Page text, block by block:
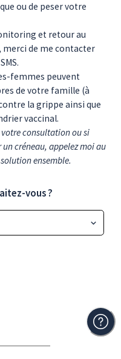
ou de peser votre
et retour au
de me contacter
femmes peuvent
de votre famille (à
la grippe ainsi que
vaccinal.
votre consultation ou si
créneau, appelez moi au
ensemble.
vous ?